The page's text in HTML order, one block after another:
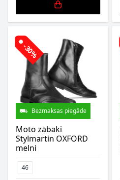
-30%
Bezmaksas piegāde
Moto zābaki
Stylmartin OXFORD
melni
46